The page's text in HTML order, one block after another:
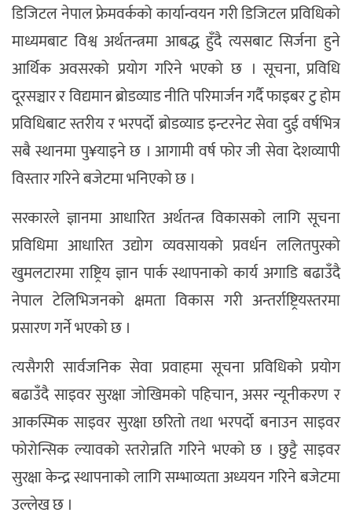
डिजिटल नेपाल फ्रेमवर्कको कार्यान्वयन गरी डिजिटल प्रविधिको
माध्यमबाट विश्व अर्थतन्त्रमा आबद्ध हुँदै त्यसबाट सिर्जना हुने
आर्थिक अवसरको प्रयोग गरिने भएको छ । सूचना, प्रविधि
दूरसञ्चार र विद्यमान ब्रोडव्याड नीति परिमार्जन गर्दै फाइबर टु होम
प्रविधिबाट स्तरीय र भरपर्दो ब्रोडव्याड इन्टरनेट सेवा दुई वर्षभित्र
सबै स्थानमा पु¥याइने छ । आगामी वर्ष फोर जी सेवा देशव्यापी
विस्तार गरिने बजेटमा भनिएको छ ।
सरकारले ज्ञानमा आधारित अर्थतन्त्र विकासको लागि सूचना
प्रविधिमा आधारित उद्योग व्यवसायको प्रवर्धन ललितपुरको
खुमलटारमा राष्ट्रिय ज्ञान पार्क स्थापनाको कार्य अगाडि बढाउँदै
नेपाल टेलिभिजनको क्षमता विकास गरी अन्तर्राष्ट्रियस्तरमा
प्रसारण गर्ने भएको छ ।
त्यसैगरी सार्वजनिक सेवा प्रवाहमा सूचना प्रविधिको प्रयोग
बढाउँदै साइवर सुरक्षा जोखिमको पहिचान, असर न्यूनीकरण र
आकस्मिक साइवर सुरक्षा छरितो तथा भरपर्दो बनाउन साइवर
फोरोन्सिक ल्यावको स्तरोन्नति गरिने भएको छ । छुट्टै साइवर
सुरक्षा केन्द्र स्थापनाको लागि सम्भाव्यता अध्ययन गरिने बजेटमा
उल्लेख छ ।